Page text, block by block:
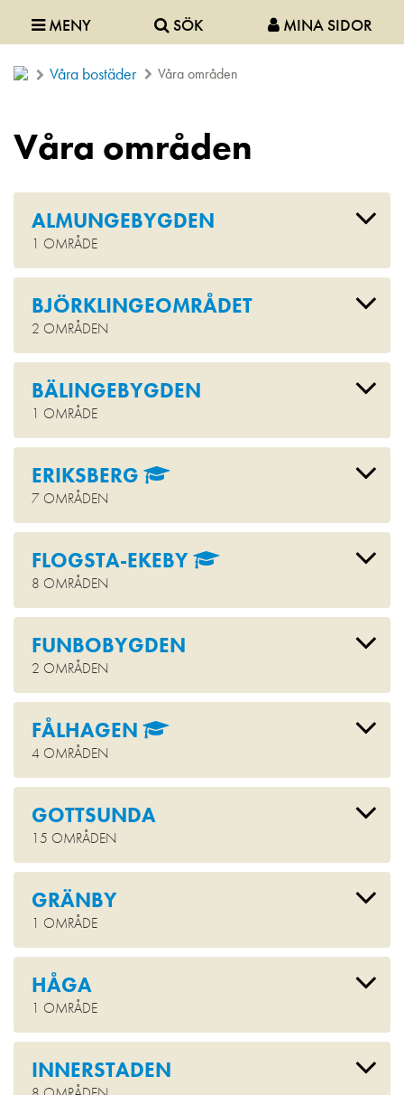
MENY SÖK MINA SIDOR
Våra bostäder Våra områden
Våra områden
ALMUNGEBYGDEN
1 OMRÅDE
BJÖRKLINGEOMRÅDET
2 OMRÅDEN
BÄLINGEBYGDEN
1 OMRÅDE
ERIKSBERG
7 OMRÅDEN
FLOGSTA-EKEBY
8 OMRÅDEN
FUNBOBYGDEN
2 OMRÅDEN
FÅLHAGEN
4 OMRÅDEN
GOTTSUNDA
15 OMRÅDEN
GRÄNBY
1 OMRÅDE
HÅGA
1 OMRÅDE
INNERSTADEN